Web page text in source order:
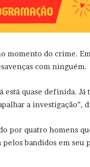
momento do crime.
com ninguém.
quase definida. Já
a investigação”,
por quatro homens
bandidos em seu